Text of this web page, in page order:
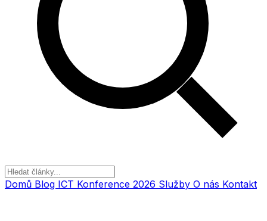
Domů Blog ICT Konference 2026 Služby O nás Kontakt